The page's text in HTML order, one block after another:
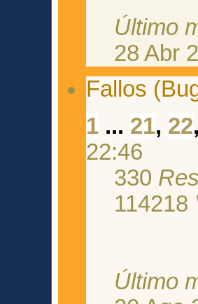
Último
28 Abr
Fallos
1 ... 21, 22,
22:46
330
114218
Último